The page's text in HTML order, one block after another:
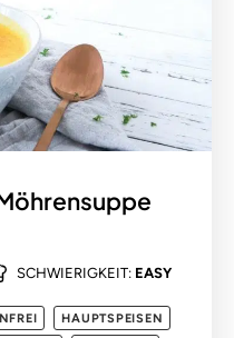
SCHWIERIGKEIT: EASY
HAUPTSPEISEN